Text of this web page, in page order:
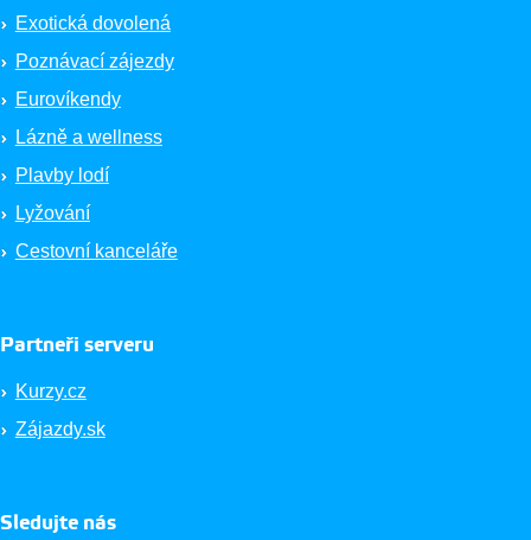
Exotická dovolená
Poznávací zájezdy
Eurovíkendy
Lázně a wellness
Plavby lodí
Lyžování
Cestovní kanceláře
Partneři serveru
Kurzy.cz
Zájazdy.sk
Sledujte nás